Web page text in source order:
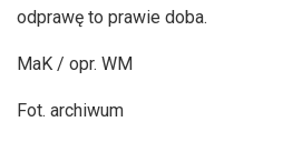
odprawę to prawie doba.
MaK / opr. WM
Fot. archiwum